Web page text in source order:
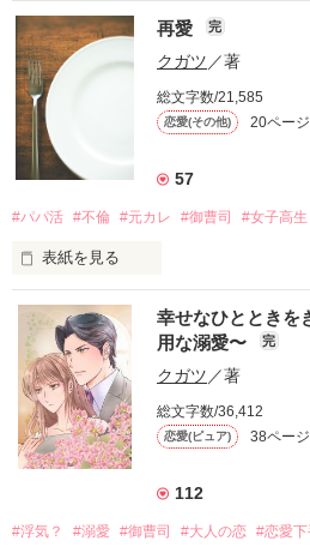
諏訪　昌希（すわ　まさき）32歳
マテリアル株式会社企画営業部第一
彩春の上司でイケメン独身のため狙
訳あって古い日本家屋に一人で住んで
相馬　朱夏（そうま　あやか）22歳
彩春の妹、桜花大学４年で来春卒業予
事務機器リース会社の保守営業マン
相馬　美冬（そうま　みふゆ）彩春
相馬　秋彦（そうま　あきひこ）彩
出雲　善郎（いづも　よしろう）42
＝＝＝＝＝＝＝＝＝＝＝＝＝＝＝＝
菅　弘（すが　ひろし）　悠也の同僚
栗田　祐介（くりた　ゆうすけ）悠
中村　晴子（なかむら　はるこ）朱
「それならわたしと取引をしませんか
中学時代のトラウマから地味に目立
松下亜由美は大学の同級生である上
け、自分へのご褒美に週に一度通っ
ていると、大人の色気が漂うイケメ
を提案される。
助けをしてくれるというものだった。
契約恋人の最終的なミッションをこ
気になってはダメなのになんだか溺
してしまうほど、セクシーな大人の
やされる1ヶ月間の奮闘と恋愛の話。
作品を読む
再愛 完
クガツ／著
総文字数/21,585
恋愛(その他) 20ページ
57
#パパ活 #不倫 #元カレ #御曹司 #女子高生
表紙を見る
ある朝、集合ポストに切手が貼って
宛名は“正人さんの奥さんへ”だった。
作品を読む
幸せなひとときを
用な溺愛〜
完
クガツ／著
総文字数/36,412
恋愛(ピュア) 38ページ
112
#浮気？ #溺愛 #御曹司 #大人の恋 #恋愛下